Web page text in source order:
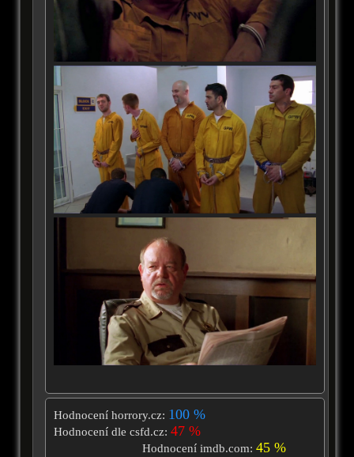
Hodnocení horrory.cz: 100 %
Hodnocení dle csfd.cz: 47 %
Hodnocení imdb.com:45 %